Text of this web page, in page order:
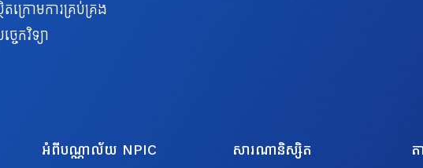
តក្រោមការគ្រប់គ្រង
េកវិទ្យា
អំពីបណ្ណាល័យ NPIC សារណានិស្សិត ត